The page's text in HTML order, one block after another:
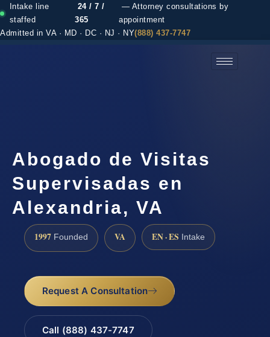
Intake line
staffed
24 / 7 /
365
— Attorney consultations by
appointment
Admitted in VA · MD · DC · NJ · NY(888) 437-7747
Abogado de Visitas
Supervisadas en
Alexandria, VA
1997 Founded VA EN · ES Intake
Request A Consultation
Call (888) 437-7747